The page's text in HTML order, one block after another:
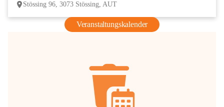
Stössing 96, 3073 Stössing, AUT
Veranstaltungskalender